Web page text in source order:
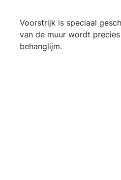
Voorstrijk is speciaal
van de muur wordt
behanglijm.